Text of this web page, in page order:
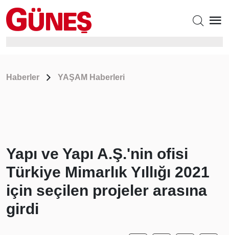
Haberler YAŞAM Haberleri
Yapı ve Yapı A.Ş.'nin ofisi
Türkiye Mimarlık Yıllığı 2021
için seçilen projeler arasına
girdi